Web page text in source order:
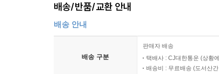
배송/반품/교환 안내
배송 안내
배송 구분
판매자 배송
택배사 : CJ대한통운 (상황
배송비 : 무료배송 (도서산